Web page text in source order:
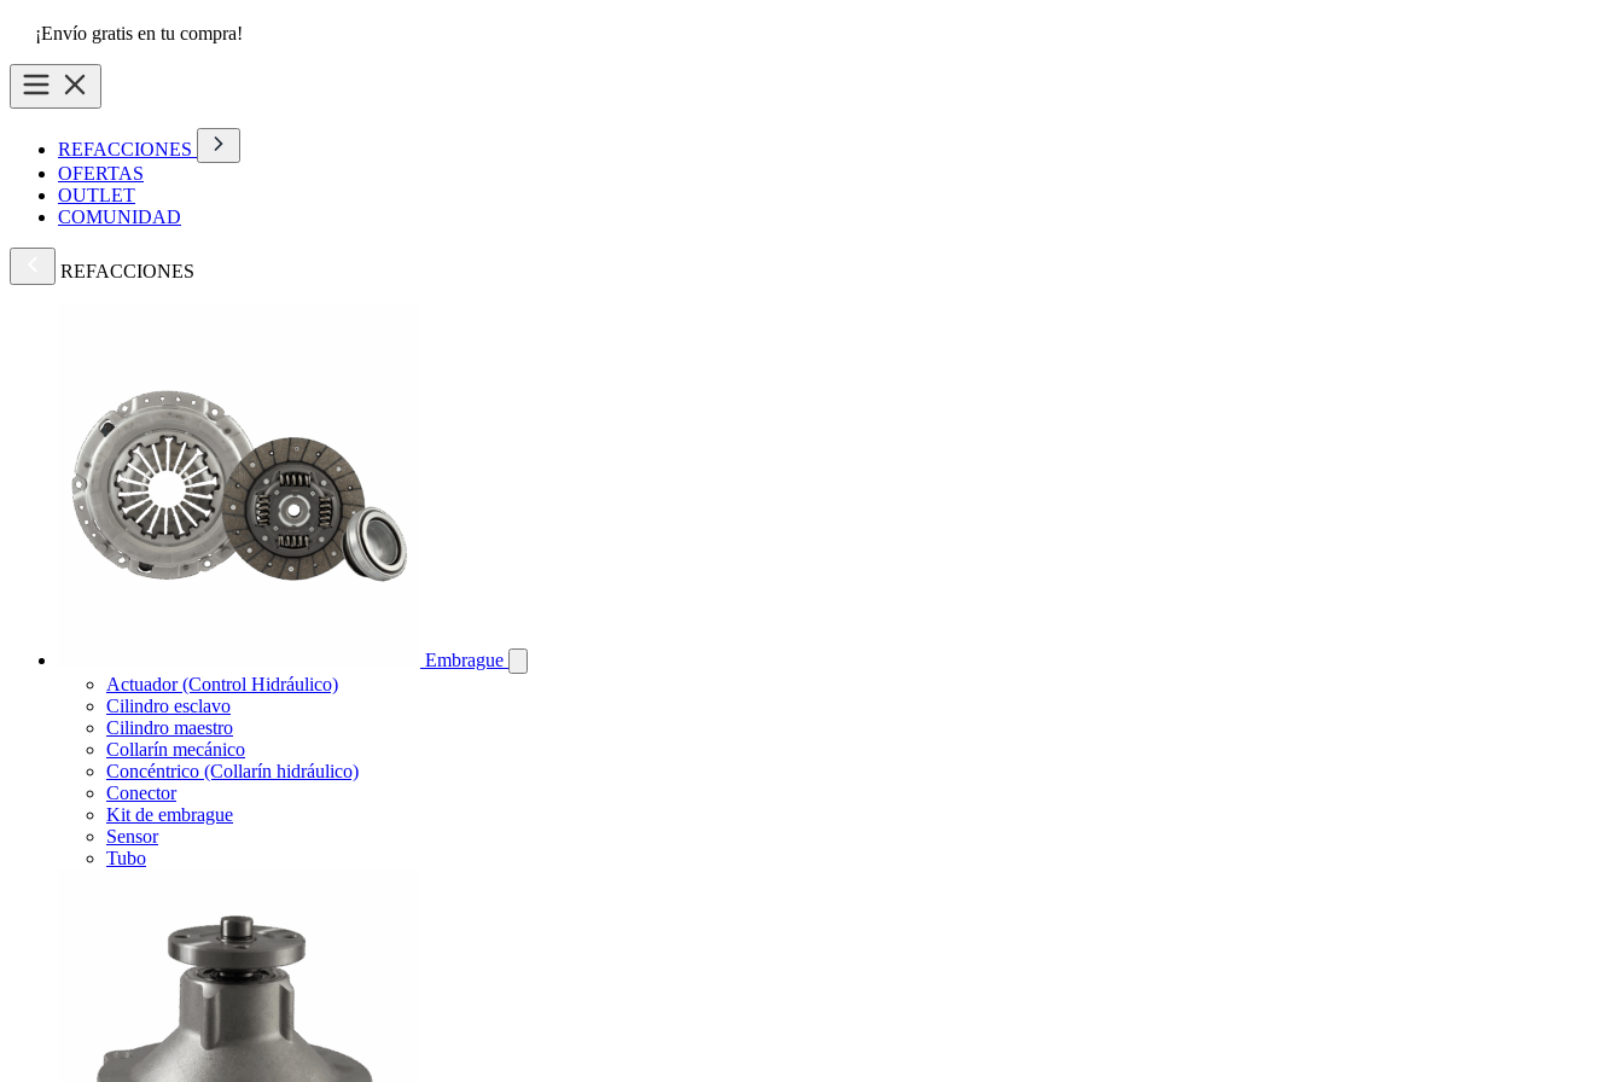
¡Envío gratis en tu compra!
REFACCIONES
OFERTAS
OUTLET
COMUNIDAD
REFACCIONES
Embrague
Actuador (Control Hidráulico)
Cilindro esclavo
Cilindro maestro
Collarín mecánico
Concéntrico (Collarín hidráulico)
Conector
Kit de embrague
Sensor
Tubo